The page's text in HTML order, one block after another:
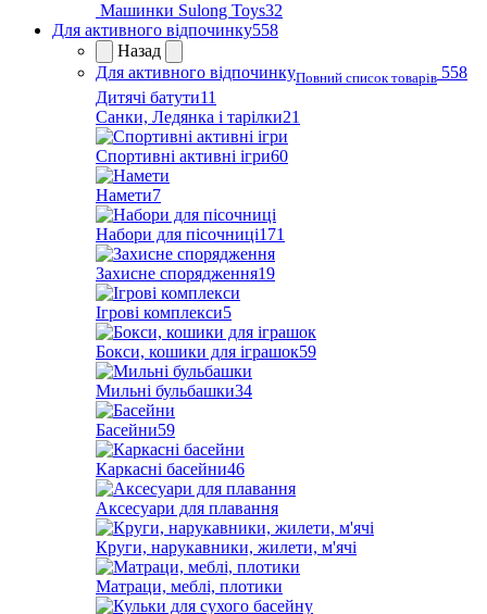
Машинки Sulong Toys32
Для активного відпочинку558
Назад
Для активного відпочинкуПовний список товарів 558
Дитячі батути11
Санки, Ледянка і тарілки21
Спортивні активні ігри60
Намети7
Набори для пісочниці171
Захисне спорядження19
Ігрові комплекси5
Бокси, кошики для іграшок59
Мильні бульбашки34
Басейни59
Каркасні басейни46
Аксесуари для плавання
Круги, нарукавники, жилети, м'ячі
Матраци, меблі, плотики